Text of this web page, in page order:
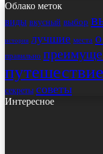
Облако меток
виды вкусный выбор
история лучшие места
правильно
путешествие
секреты советы
Интересное